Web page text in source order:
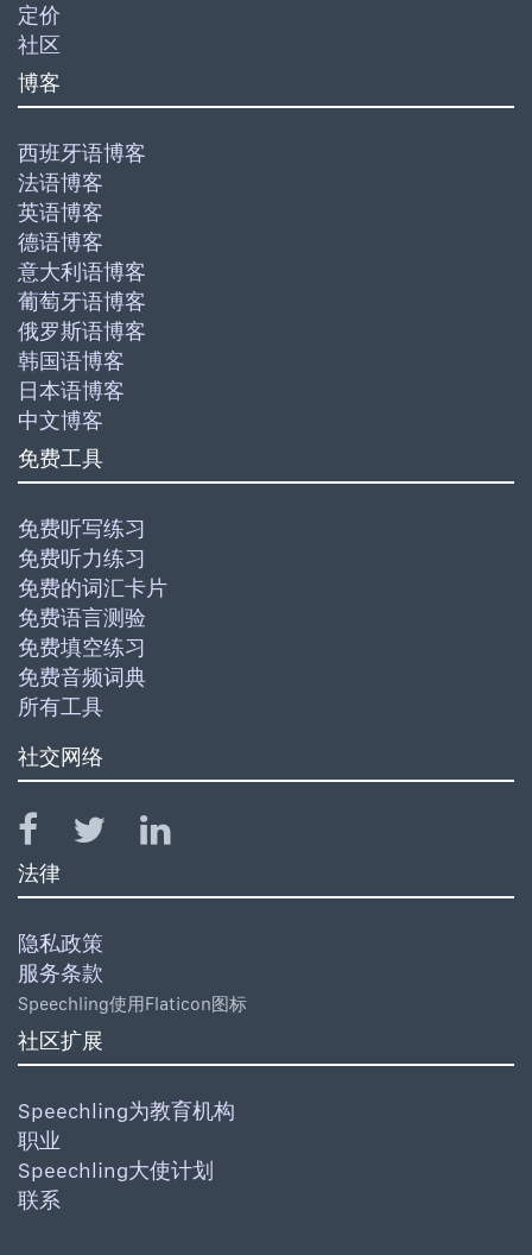
定价
社区
博客
西班牙语博客
法语博客
英语博客
德语博客
意大利语博客
葡萄牙语博客
俄罗斯语博客
韩国语博客
日本语博客
中文博客
免费工具
免费听写练习
免费听力练习
免费的词汇卡片
免费语言测验
免费填空练习
免费音频词典
所有工具
社交网络
法律
隐私政策
服务条款
Speechling使用Flaticon图标
社区扩展
Speechling为教育机构
职业
Speechling大使计划
联系